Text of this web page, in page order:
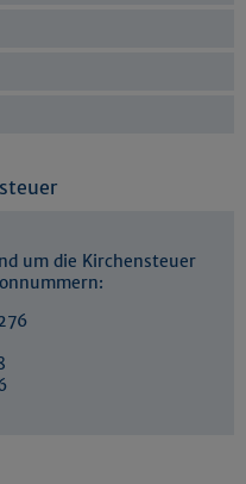
um die Kirchensteuer